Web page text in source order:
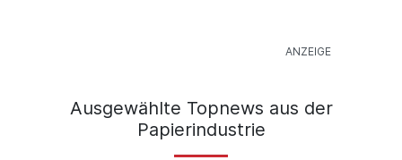
Ausgewählte Topnews aus der
Papierindustrie